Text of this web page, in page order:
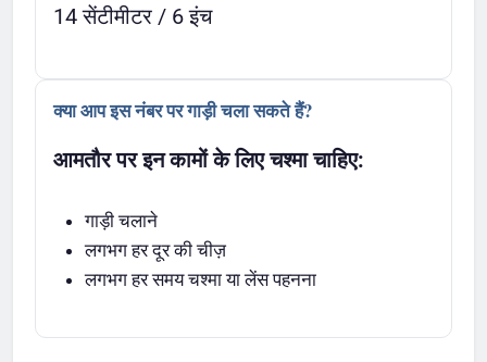
14 सेंटीमीटर / 6 इंच
क्या आप इस नंबर पर गाड़ी चला सकते हैं?
आमतौर पर इन कामों के लिए चश्मा चाहिए:
गाड़ी चलाने
लगभग हर दूर की चीज़
लगभग हर समय चश्मा या लेंस पहनना